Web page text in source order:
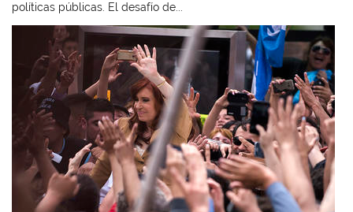
políticas públicas. El desafío de...